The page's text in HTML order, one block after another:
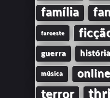
família
faroeste
guerra história
música online
terror